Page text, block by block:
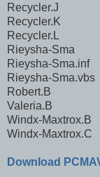
Recycler.J
Recycler.K
Recycler.L
Rieysha-Sma
Rieysha-Sma.inf
Rieysha-Sma.vbs
Robert.B
Valeria.B
Windx-Maxtrox.B
Windx-Maxtrox.C
Download